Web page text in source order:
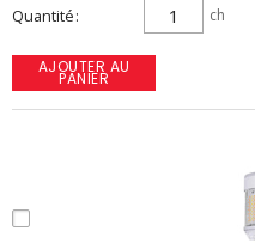
Quantité ch
AJOUTER AU
PANIER